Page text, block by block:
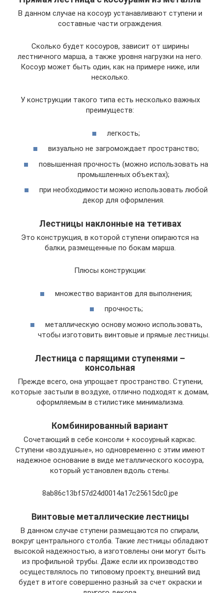
В данном случае на косоур устанавливают ступени и
составные части ограждения.
Сколько будет косоуров, зависит от ширины
лестничного марша, а также уровня нагрузки на него.
Косоур может быть один, как на примере ниже, или
несколько.
У конструкции такого типа есть несколько важных
преимуществ:
легкость;
визуально не загромождает пространство;
повышенная прочность (можно использовать на
промышленных объектах);
при необходимости можно использовать любой
декор для оформления.
Лестницы наклонные на тетивах
Это конструкция, в которой ступени опираются на
балки, размещенные по бокам марша.
Плюсы конструкции:
множество вариантов для выполнения;
прочность;
металлическую основу можно использовать,
чтобы изготовить винтовые и прямые лестницы.
Лестница с парящими ступенями –
консольная
Прежде всего, она упрощает пространство. Ступени,
которые застыли в воздухе, отлично подходят к домам,
оформляемым в стилистике минимализма.
Комбинированный вариант
Сочетающий в себе консоли + косоурный каркас.
Ступени «воздушные», но одновременно с этим имеют
надежное основание в виде металлического косоура,
который установлен вдоль стены.
8ab86c13bf57d24d0014a17c25615dc0.jpe
Винтовые металлические лестницы
В данном случае ступени размещаются по спирали,
вокруг центрального столба. Такие лестницы обладают
высокой надежностью, а изготовлены они могут быть
из профильной трубы. Даже если их производство
осуществлялось по типовому проекту, внешний вид
будет в итоге совершенно разный за счет окраски и